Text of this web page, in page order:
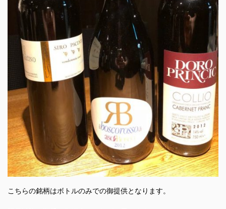
こちらの銘柄はボトルのみでの御提供となります。